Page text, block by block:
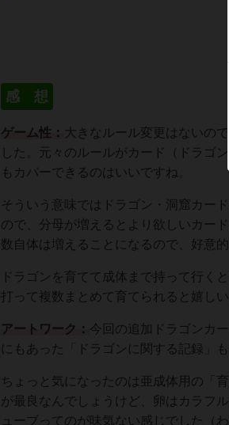
感 想
ゲーム性：
大きなルール変更はないの
した。元々のルールがカード（ドラゴ
もカバーできるのはいいですね。
そういう意味ではドラゴン・洞窟カー
ので、分母が増えるとより欲しいカー
数自体は増えることになるので、好意
ドラゴンを育てて成体まで持って行く
打って複数まとめて育てられると嬉しい
アートワーク： 今回の追加ドラゴンカ
にもあった「ドラゴンに関する記録」
ちょっと気になったのは亜成体用の「
が最良なんでしょうけど、卵はカラフ
ューブってのが味気ない感じでした（わ